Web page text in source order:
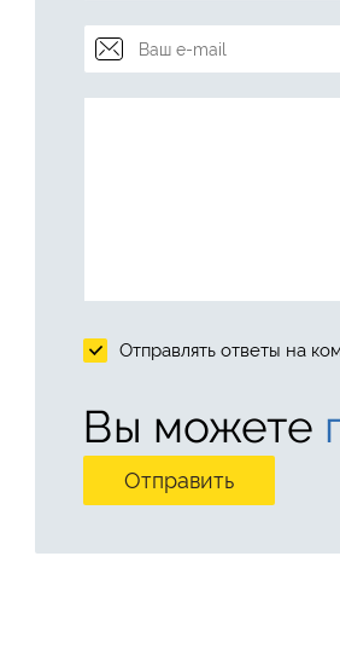
Отправлять ответы на
Вы можете